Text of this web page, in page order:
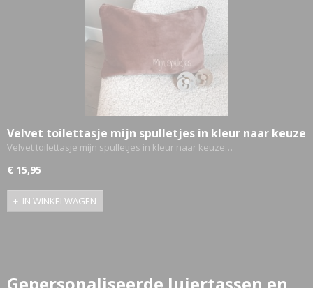
Velvet toilettasje mijn spulletjes in kleur naar keuze
Velvet toilettasje mijn spulletjes in kleur naar keuze…
€ 15,95
IN WINKELWAGEN